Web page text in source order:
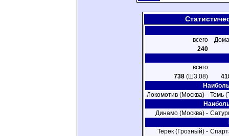
всего
240
всего
738(Ш3.08)
Локомотив (Москва) - Томь
Динамо (Москва) -
Терек (Грозный) -